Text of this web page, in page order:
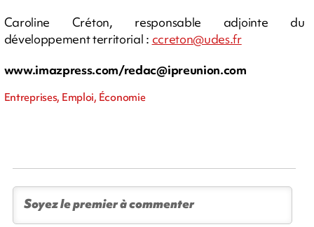
Caroline Créton, responsable adjointe du
développement territorial : ccreton@udes.fr
www.imazpress.com/redac@ipreunion.com
Entreprises, Emploi, Économie